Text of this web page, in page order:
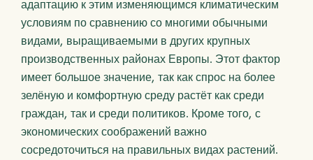
адаптацию к этим изменяющимся климатическим
условиям по сравнению со многими обычными
видами, выращиваемыми в других крупных
производственных районах Европы. Этот фактор
имеет большое значение, так как спрос на более
зелёную и комфортную среду растёт как среди
граждан, так и среди политиков. Кроме того, с
экономических соображений важно
сосредоточиться на правильных видах растений.